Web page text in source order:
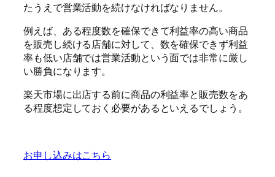
たうえで営業活動を続けなければなりません。
例えば、ある程度数を確保できて利益率の高い商品
を販売し続ける店舗に対して、数を確保できず利益
率も低い店舗では営業活動という面では非常に厳し
い勝負になります。
楽天市場に出店する前に商品の利益率と販売数をあ
る程度想定しておく必要があるといえるでしょう。
お申し込みはこちら